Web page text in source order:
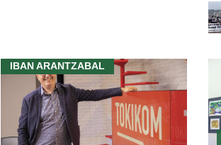
IBAN ARANTZABAL